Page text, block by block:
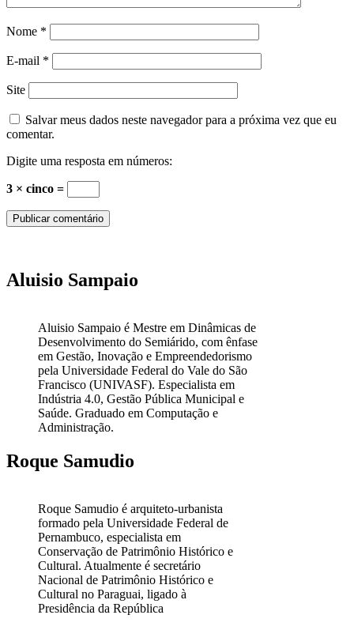
Nome *
E-mail *
Site
Salvar meus dados neste navegador para a próxima vez que eu
comentar.
Digite uma resposta em números:
3 × cinco =
Aluisio Sampaio
Aluisio Sampaio é Mestre em Dinâmicas de
Desenvolvimento do Semiárido, com ênfase
em Gestão, Inovação e Empreendedorismo
pela Universidade Federal do Vale do São
Francisco (UNIVASF). Especialista em
Indústria 4.0, Gestão Pública Municipal e
Saúde. Graduado em Computação e
Administração.
Roque Samudio
Roque Samudio é arquiteto-urbanista
formado pela Universidade Federal de
Pernambuco, especialista em
Conservação de Patrimônio Histórico e
Cultural. Atualmente é secretário
Nacional de Patrimônio Histórico e
Cultural no Paraguai, ligado à
Presidência da República